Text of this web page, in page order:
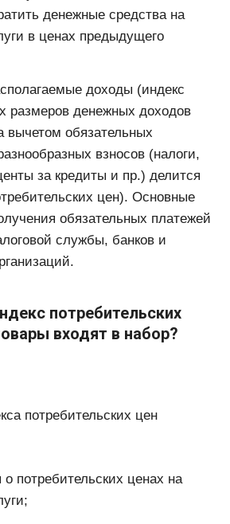
денежные средства на
в ценах предыдущего
доходы (индекс
размеров денежных доходов
вычетом обязательных
взносов (налоги,
за кредиты и пр.) делится
цен). Основные
обязательных платежей
службы, банков и
потребительских
входят в набор?
потребительских цен
потребительских ценах на